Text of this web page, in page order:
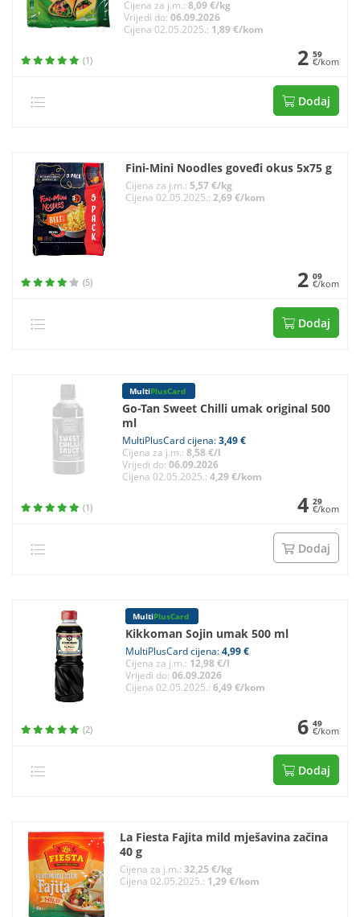
Cijena za j.m.: 8,09 €/kg
Vrijedi do: 06.09.2026
Cijena 02.05.2025.: 1,89 €/kom
(1) 2 59
€/kom
Dodaj
Fini-Mini Noodles goveđi okus 5x75 g
Cijena za j.m.: 5,57 €/kg
Cijena 02.05.2025.: 2,69 €/kom
(5) 2 09
€/kom
Dodaj
MultiPlusCard
Go-Tan Sweet Chilli umak original 500
ml
MultiPlusCard cijena:3,49 €
Cijena za j.m.: 8,58 €/l
Vrijedi do: 06.09.2026
Cijena 02.05.2025.: 4,29 €/kom
(1) 4 29
€/kom
Dodaj
MultiPlusCard
Kikkoman Sojin umak 500 ml
MultiPlusCard cijena:4,99 €
Cijena za j.m.: 12,98 €/l
Vrijedi do: 06.09.2026
Cijena 02.05.2025.: 6,49 €/kom
(2) 6 49
€/kom
Dodaj
La Fiesta Fajita mild mješavina začina
40 g
Cijena za j.m.: 32,25 €/kg
Cijena 02.05.2025.: 1,29 €/kom